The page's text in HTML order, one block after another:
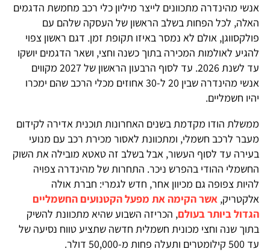
אנשי מהינדרה מתכוונים לייצר מיליון כלי רכב מחמשת הדגמים
האלה, לכל הפחות בשלב הראשון של העסקה שלהם עם
פולקסווגן, אולם לא נמסר באיזו תקופת זמן. דגם ראשון צפוי
להגיע לאולמות המכירה בתוך כשנה וחצי, ושאר הדגמים יושקו
עד לשנת 2026. עד לסוף הרבעון הראשון של 2027 מקווים
אנשי מהינדרה שבין 20 ל-30 אחוזים מכלי הרכב שהם ימכרו
יהיו חשמליים.
ממשלת הודו מקדמת בשנים האחרונות תוכנית אדירה לקידום
מעבר לרכב חשמלי, ומתכוונת לאסור מכירת רכב עם מנועי
בעירה עד לסוף העשור, אבל בשלב זה טאטא מובילה את השוק
החשמלי ההודי בהפרש ניכר. התחרות של מהינדרה צפויה
להיות צפופה גם מכיוון אחר, חדש לגמרי: חברת אולה
אלקטריק, אשר הקימה את מפעל הקטנועים החשמליים
הגדול ביותר בעולם, הכריזה השבוע שהיא מתכוונת להשיק
בתוך שנה וחצי מכונית חשמלית חדשה שתציע טווח נסיעה של
עד 500 קילומטרים ותעלה פחות מ-50,000 דולר.